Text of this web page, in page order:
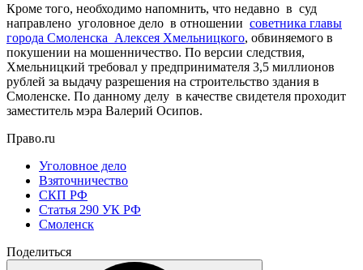
Кроме того, необходимо напомнить, что недавно в суд
направлено уголовное дело в отношении советника главы
города Смоленска Алексея Хмельницкого, обвиняемого в
покушении на мошенничество. По версии следствия,
Хмельницкий требовал у предпринимателя 3,5 миллионов
рублей за выдачу разрешения на строительство здания в
Смоленске. По данному делу в качестве свидетеля проходит
заместитель мэра Валерий Осипов.
Право.ru
Уголовное дело
Взяточничество
СКП РФ
Статья 290 УК РФ
Смоленск
Поделиться